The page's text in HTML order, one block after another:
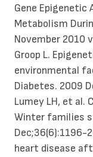
Gene Epigenetic
Metabolism
November 2010
Groop L.
environmental
Diabetes. 2009
Lumey LH, et al.
Winter families
Dec;36(6):1196-
heart disease